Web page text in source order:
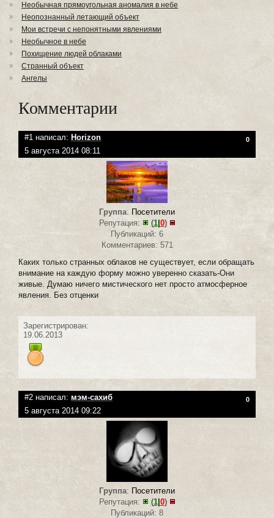
Необычная прямоугольная аномалия в небе
Неопознанный летающий объект
Мои встречи с непонятными явлениями
Необычное в небе
Похищение людей облаками
Странный объект
Ангелы
Комментарии
#1 написал: Horizon 0
5 августа 2014 08:11
Группа: Посетители
Репутация:
(1|0)
Публикаций: 6
Комментариев: 571
Каких только странных облаков не существует, если обращать
внимание на каждую форму можно уверенно сказать-Они
живые. Думаю ничего мистического нет просто атмосферное
явления. Без отценки
Зарегистрирован:
19.06.2013
#2 написал: мэм-сахиб 0
5 августа 2014 09:22
Группа: Посетители
Репутация:
(1|0)
Публикаций: 8